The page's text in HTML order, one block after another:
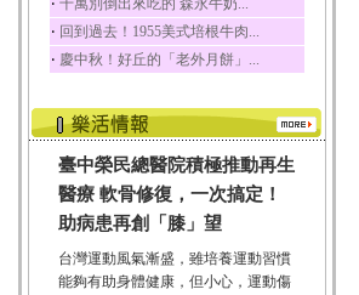
千萬別倒出來吃的 森永牛奶...
‧ 回到過去！1955美式培根牛肉...
‧ 慶中秋！好丘的「老外月餅」...
臺中榮民總醫院積極推動再生
醫療 軟骨修復，一次搞定！
助病患再創「膝」望
台灣運動風氣漸盛，雖培養運動習慣
能夠有助身體健康，但小心，運動傷